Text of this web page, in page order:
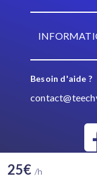
25€ /h
Besoin d'aide ?